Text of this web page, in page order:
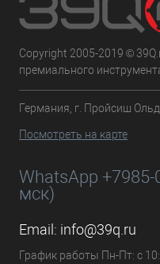
Copyright 2005-2019 ©
премиального
Германия, г. Пройсиш
Посмотреть на карте
WhatsApp +7985-
мск)
Email: info@39q.ru
График работы Пн-Пт: с